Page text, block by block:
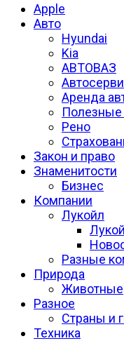
Apple
Авто
Hyundai
Kia
АВТОВАЗ
Аренда
Полезные
Рено
Закон и право
Знаменитости
Бизнес
Компании
Лукойл
Разные
Природа
Животные
Разное
Страны и
Техника